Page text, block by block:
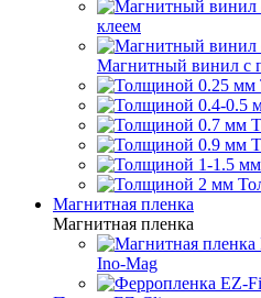
клеем
Магнитный винил с
Магнитная пленка
Магнитная пленка
Ino-Mag